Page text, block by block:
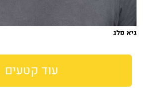
גיא פלג
עוד קטעים